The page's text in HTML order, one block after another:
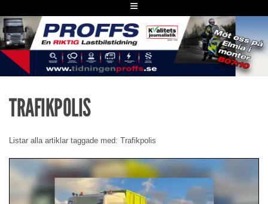
≡
TRAFIKPOLIS
Listar alla artiklar taggade med: Trafikpolis